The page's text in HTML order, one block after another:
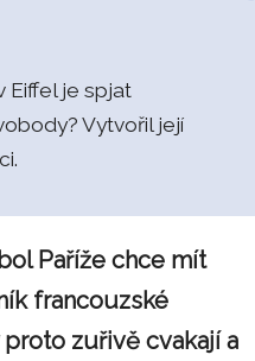
Eiffel je spjat
Vytvořil její
Paříže chce mít
francouzské
zuřivě cvakají a